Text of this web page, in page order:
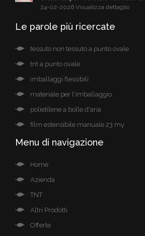
24-02-2026 Visualizza dettaglio
Le parole più ricercate
tessuto non tessuto a punto ovale
tnt a punto ovale
imballaggi flessibili
materiale per l'imballaggio
polietilene a bolle d'aria
film estensibile manuale 23 my
Menu di navigazione
Home
Azienda
TNT
Altri Prodotti
Offerte